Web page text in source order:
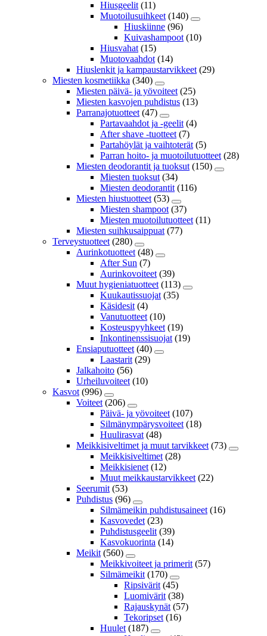
Hiusgeelit (11)
Muotoilusuihkeet (140)
Hiuskiinne (96)
Kuivashampoot (10)
Hiusvahat (15)
Muotovaahdot (14)
Hiuslenkit ja kampaustarvikkeet (29)
Miesten kosmetiikka (340)
Miesten päivä- ja yövoiteet (25)
Miesten kasvojen puhdistus (13)
Parranajotuotteet (47)
Partavaahdot ja -geelit (4)
After shave -tuotteet (7)
Partahöylät ja vaihtoterät (5)
Parran hoito- ja muotoilutuotteet (28)
Miesten deodorantit ja tuoksut (150)
Miesten tuoksut (34)
Miesten deodorantit (116)
Miesten hiustuotteet (53)
Miesten shampoot (37)
Miesten muotoilutuotteet (11)
Miesten suihkusaippuat (77)
Terveystuotteet (280)
Aurinkotuotteet (48)
After Sun (7)
Aurinkovoiteet (39)
Muut hygieniatuotteet (113)
Kuukautissuojat (35)
Käsidesit (4)
Vanutuotteet (10)
Kosteuspyyhkeet (19)
Inkontinenssisuojat (19)
Ensiaputuotteet (40)
Laastarit (29)
Jalkahoito (56)
Urheiluvoiteet (10)
Kasvot (996)
Voiteet (206)
Päivä- ja yövoiteet (107)
Silmänympärysvoiteet (18)
Huulirasvat (48)
Meikkisiveltimet ja muut tarvikkeet (73)
Meikkisiveltimet (28)
Meikkisienet (12)
Muut meikkaustarvikkeet (22)
Seerumit (53)
Puhdistus (96)
Silmämeikin puhdistusaineet (16)
Kasvovedet (23)
Puhdistusgeelit (39)
Kasvokuorinta (14)
Meikit (560)
Meikkivoiteet ja primerit (57)
Silmämeikit (170)
Ripsivärit (45)
Luomivärit (38)
Rajauskynät (57)
Tekoripset (16)
Huulet (187)